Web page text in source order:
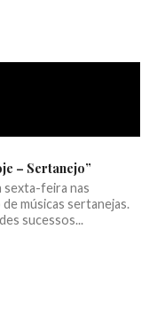
– Sertanejo”
sexta-feira nas
músicas sertanejas.
sucessos...